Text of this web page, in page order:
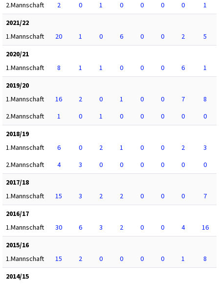
2.Mannschaft
2 0 1 0 0 0 0
1
2021/22
1.Mannschaft
20 1 0 6 0 0 2
5
2020/21
1.Mannschaft
8 1 1 0 0 0 6
1
2019/20
1.Mannschaft
16 2 0 1 0 0 7
8
2.Mannschaft
1 0 1 0 0 0 0
0
2018/19
1.Mannschaft
6 0 2 1 0 0 2
3
2.Mannschaft
4 3 0 0 0 0 0
0
2017/18
1.Mannschaft
15 3 2 2 0 0 0
7
2016/17
1.Mannschaft
30 6 3 2 0 0 4
16
2015/16
1.Mannschaft
15 2 0 0 0 0 1
8
2014/15